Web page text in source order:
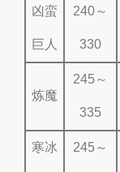
凶蛮
巨人
240～
330
炼魔
245～
335
寒冰 245～